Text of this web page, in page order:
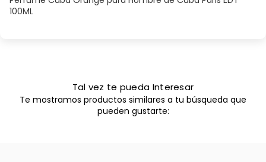
100ML
Tal vez te pueda Interesar
Te mostramos productos similares a tu búsqueda que
pueden gustarte: